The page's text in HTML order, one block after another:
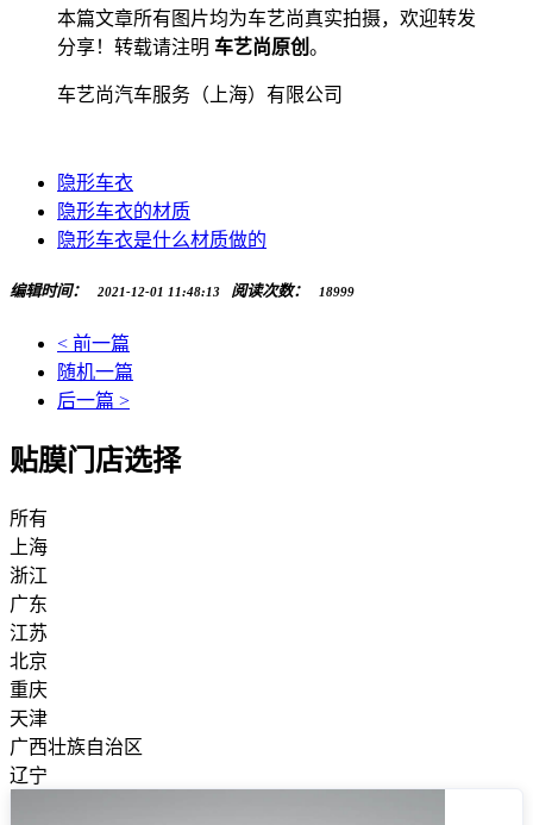
本篇文章所有图片均为车艺尚真实拍摄，欢迎转发
分享！转载请注明 车艺尚原创 。
车艺尚汽车服务（上海）有限公司
隐形车衣
隐形车衣的材质
隐形车衣是什么材质做的
编辑时间： 2021-12-01 11:48:13 阅读次数： 18999
< 前一篇
随机一篇
后一篇 >
贴膜门店选择
所有
上海
浙江
广东
江苏
北京
重庆
天津
广西壮族自治区
辽宁